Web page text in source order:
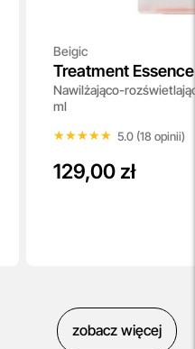
Beigic
Treatment Essence
Nawilżająco-
ml
★★★★★
★★★★★ 5.0 (18 opinii)
129,00 zł
zobacz więcej